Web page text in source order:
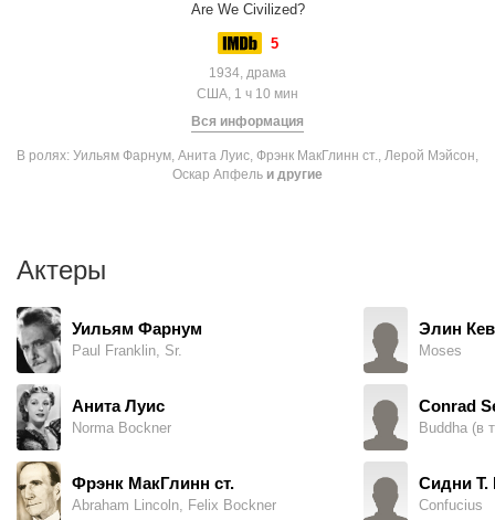
Are We Civilized?
5
1934, драма
США, 1 ч 10 мин
Вся информация
В ролях: Уильям Фарнум, Анита Луис, Фрэнк МакГлинн ст., Лерой Мэйсон,
Оскар Апфель и другие
Актеры
Уильям Фарнум
Paul Franklin, Sr.
Анита Луис
Norma Bockner
Фрэнк МакГлинн ст.
Abraham Lincoln, Felix Bockner
Элин
Moses
Conrad
Buddha (в
Сидни Т.
Confucius